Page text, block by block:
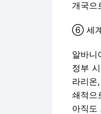
개국으
⑥ 세계
알바니
정부
라리온
쇄적으
아직도